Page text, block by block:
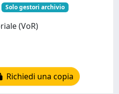
Solo gestori archivio
(VoR)
Richiedi una copia